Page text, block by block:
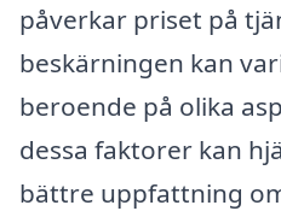
påverkar priset på
beskärningen kan
beroende på olika
dessa faktorer kan
bättre uppfattning